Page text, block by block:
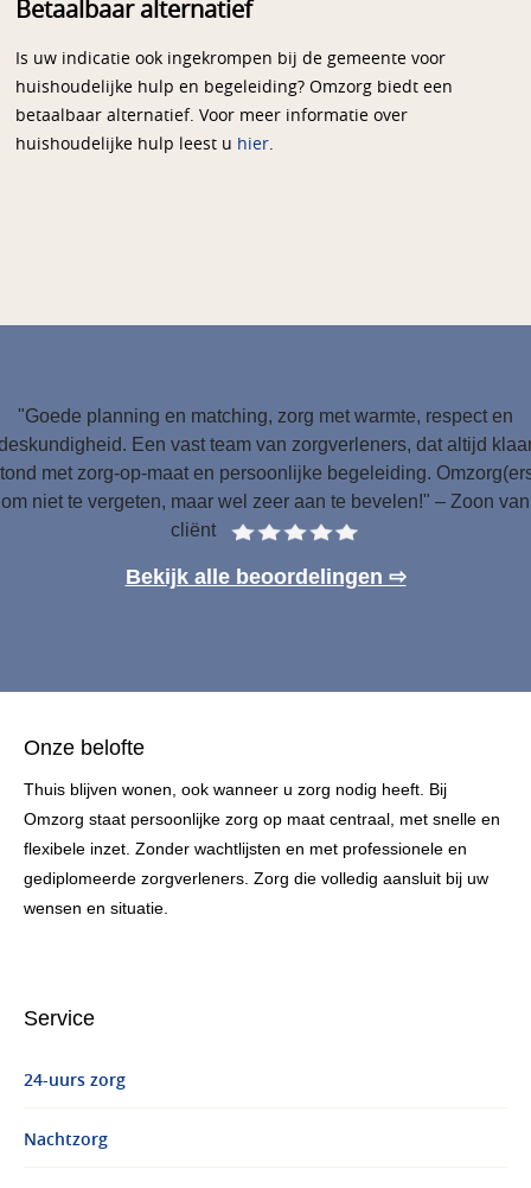
Betaalbaar alternatief
Is uw indicatie ook ingekrompen bij de gemeente voor
huishoudelijke hulp en begeleiding? Omzorg biedt een
betaalbaar alternatief. Voor meer informatie over
huishoudelijke hulp leest u hier.
"Goede planning en matching, zorg met warmte, respect en
Een vast team van zorgverleners, dat altijd
met zorg-op-maat en persoonlijke begeleiding.
om niet te vergeten, maar wel zeer aan te bevelen!" – Zoon van
cliënt
Bekijk alle beoordelingen ⇨
Onze belofte
Thuis blijven wonen, ook wanneer u zorg nodig heeft. Bij
Omzorg staat persoonlijke zorg op maat centraal, met snelle en
flexibele inzet. Zonder wachtlijsten en met professionele en
gediplomeerde zorgverleners. Zorg die volledig aansluit bij uw
wensen en situatie.
Service
24-uurs zorg
Nachtzorg